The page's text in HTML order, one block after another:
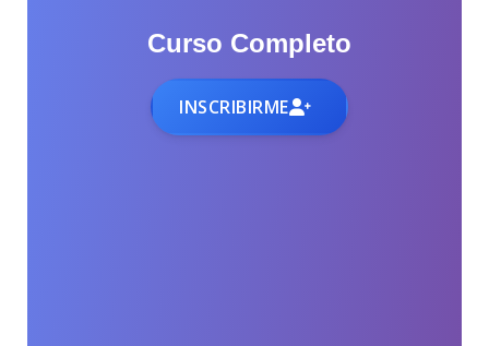
Curso Completo
INSCRIBIRME